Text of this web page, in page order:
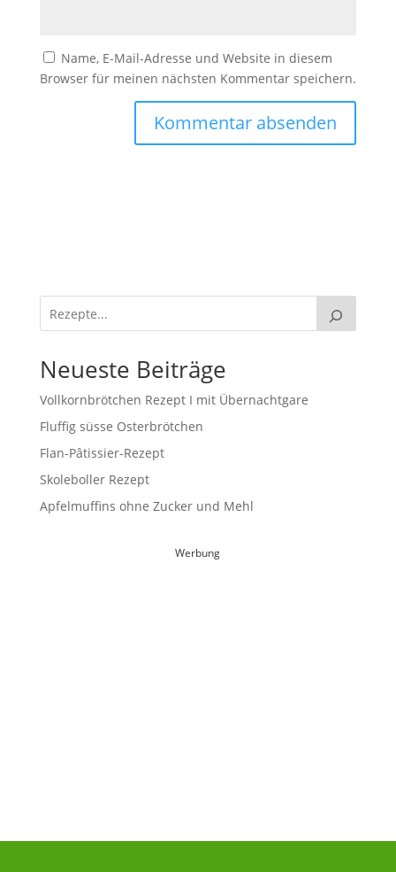
Name, E-Mail-Adresse und Website in diesem
Browser für meinen nächsten Kommentar speichern.
Neueste Beiträge
Vollkornbrötchen Rezept I mit Übernachtgare
Fluffig süsse Osterbrötchen
Flan-Pâtissier-Rezept
Skoleboller Rezept
Apfelmuffins ohne Zucker und Mehl
Werbung